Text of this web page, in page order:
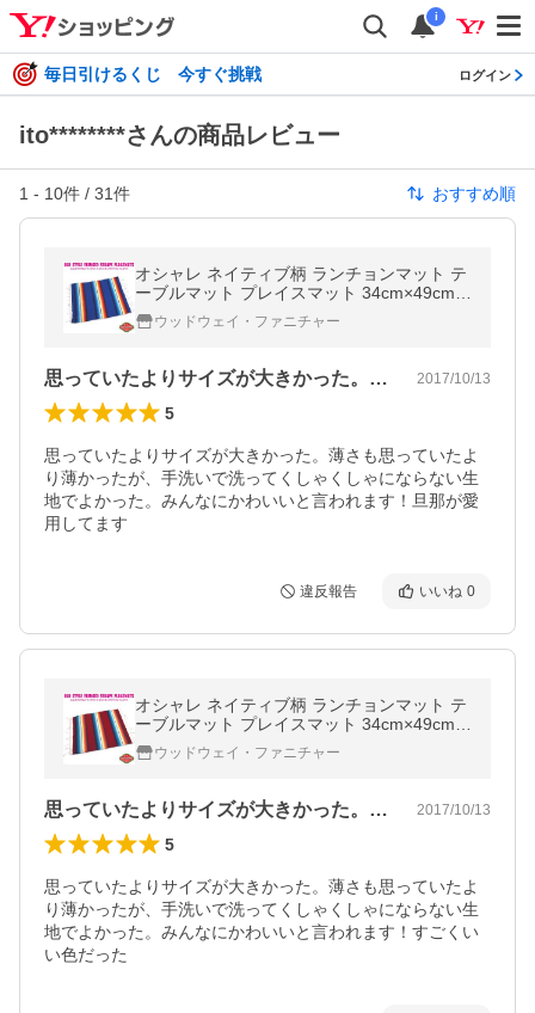
i
毎日引けるくじ 今すぐ挑戦 ログイン
ito********さんの商品レビュー
1 - 10件 / 31件 おすすめ順
オシャレ ネイティブ柄 ランチョンマット テ
ーブルマット プレイスマット 34cm×49cm
(ブルー) エルパソ サドルブランケット ファ
イヤー＆アイス サラペ
ウッドウェイ・ファニチャー
思っていたよりサイズが大きかった。薄さ… 2017/10/13
5
思っていたよりサイズが大きかった。薄さも思っていたよ
り薄かったが、手洗いで洗ってくしゃくしゃにならない生
地でよかった。みんなにかわいいと言われます！旦那が愛
用してます
違反報告 いいね 0
オシャレ ネイティブ柄 ランチョンマット テ
ーブルマット プレイスマット 34cm×49cm
(バーガンディ) エルパソ サドルブランケッ
ト ファイヤー＆アイス サラペ
ウッドウェイ・ファニチャー
思っていたよりサイズが大きかった。薄さ… 2017/10/13
5
思っていたよりサイズが大きかった。薄さも思っていたよ
り薄かったが、手洗いで洗ってくしゃくしゃにならない生
地でよかった。みんなにかわいいと言われます！すごくい
い色だった